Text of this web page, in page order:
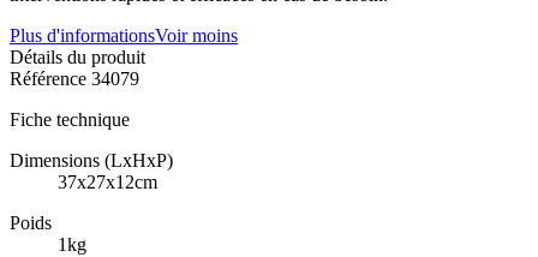
Plus d'informationsVoir moins
Détails du produit
Référence 34079
Fiche technique
Dimensions (LxHxP)
37x27x12cm
Poids
1kg